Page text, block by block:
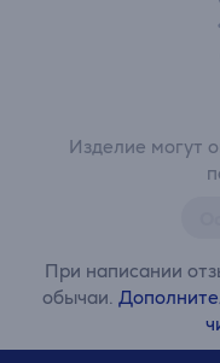
Изделие могут
При написании
обычаи.